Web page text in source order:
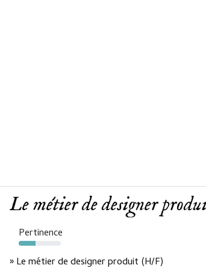
Le métier de designer
Pertinence
40%
» Le métier de designer produit (H/F)